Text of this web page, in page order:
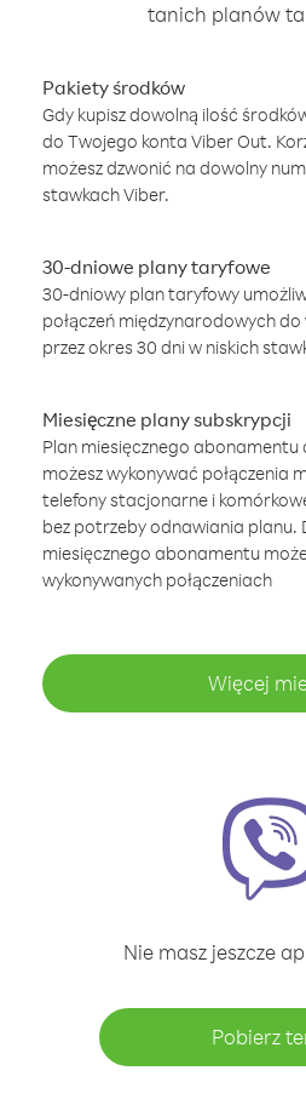
tanich planów
Pakiety środków
Gdy kupisz dowolną ilość
do Twojego konta Viber Out.
możesz dzwonić na dowolny
stawkach Viber.
30-dniowe plany taryfowe
30-dniowy plan taryfowy
połączeń międzynarodowych
przez okres 30 dni w niskich
Miesięczne plany subskrypcji
Plan miesięcznego abonamentu
możesz wykonywać połączenia
telefony stacjonarne i
bez potrzeby odnawiania planu.
miesięcznego abonamentu
wykonywanych połączeniach
Więcej
Nie masz jeszcze
Pobierz